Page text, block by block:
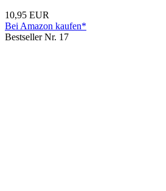
10,95 EUR
Bei Amazon kaufen*
Bestseller Nr. 17